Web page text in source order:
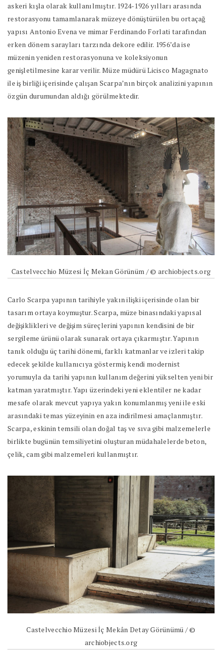
askeri kışla olarak kullanılmıştır. 1924-1926 yılları arasında
restorasyonu tamamlanarak müzeye dönüştürülen bu ortaçağ
yapısı Antonio Evena ve mimar Ferdinando Forlati tarafından
erken dönem sarayları tarzında dekore edilir. 1956’da ise
müzenin yeniden restorasyonuna ve koleksiyonun
genişletilmesine karar verilir. Müze müdürü Licisco Magagnato
ile iş birliği içerisinde çalışan Scarpa’nın birçok analizini yapının
özgün durumundan aldığı görülmektedir.
Castelvecchio Müzesi İç Mekan Görünüm / © archiobjects.org
Carlo Scarpa yapının tarihiyle yakın ilişki içerisinde olan bir
tasarım ortaya koymuştur. Scarpa, müze binasındaki yapısal
değişiklikleri ve değişim süreçlerini yapının kendisini de bir
sergileme ürünü olarak sunarak ortaya çıkarmıştır. Yapının
tanık olduğu üç tarihi dönemi, farklı katmanlar ve izleri takip
edecek şekilde kullanıcıya göstermiş kendi modernist
yorumuyla da tarihi yapının kullanım değerini yükselten yeni bir
katman yaratmıştır. Yapı üzerindeki yeni eklentiler ne kadar
mesafe olarak mevcut yapıya yakın konumlanmış yeni ile eski
arasındaki temas yüzeyinin en aza indirilmesi amaçlanmıştır.
Scarpa, eskinin temsili olan doğal taş ve sıva gibi malzemelerle
birlikte bugünün temsiliyetini oluşturan müdahalelerde beton,
çelik, cam gibi malzemeleri kullanmıştır.
Castelvecchio Müzesi İç Mekân Detay Görünümü / ©
archiobjects.org